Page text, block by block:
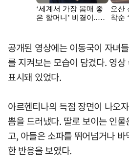
공개된 영상에는 이동국이 자녀
를 지켜보는 모습이 담겼다. 영
표시돼 있었다.
아르헨티나의 득점 장면이 나오
쁨을 드러냈다. 딸로 보이는 인
고, 아들은 소파를 뛰어넘거나
한 반응을 보였다.